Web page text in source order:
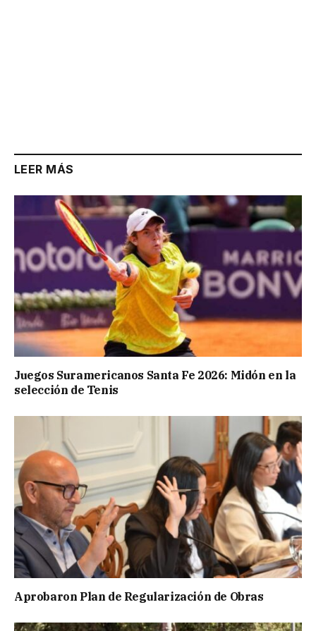
LEER MÁS
Juegos Suramericanos Santa Fe 2026: Midón en la
selección de Tenis
Aprobaron Plan de Regularización de Obras